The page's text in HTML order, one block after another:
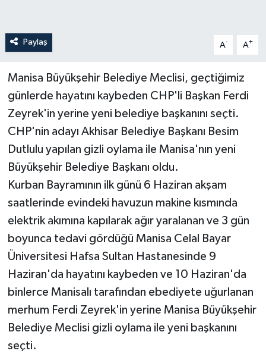
Paylaş A- A+
Manisa Büyükşehir Belediye Meclisi, geçtiğimiz
günlerde hayatını kaybeden CHP'li Başkan Ferdi
Zeyrek'in yerine yeni belediye başkanını seçti.
CHP'nin adayı Akhisar Belediye Başkanı Besim
Dutlulu yapılan gizli oylama ile Manisa'nın yeni
Büyükşehir Belediye Başkanı oldu.
Kurban Bayramının ilk günü 6 Haziran akşam
saatlerinde evindeki havuzun makine kısmında
elektrik akımına kapılarak ağır yaralanan ve 3 gün
boyunca tedavi gördüğü Manisa Celal Bayar
Üniversitesi Hafsa Sultan Hastanesinde 9
Haziran'da hayatını kaybeden ve 10 Haziran'da
binlerce Manisalı tarafından ebediyete uğurlanan
merhum Ferdi Zeyrek'in yerine Manisa Büyükşehir
Belediye Meclisi gizli oylama ile yeni başkanını
seçti.